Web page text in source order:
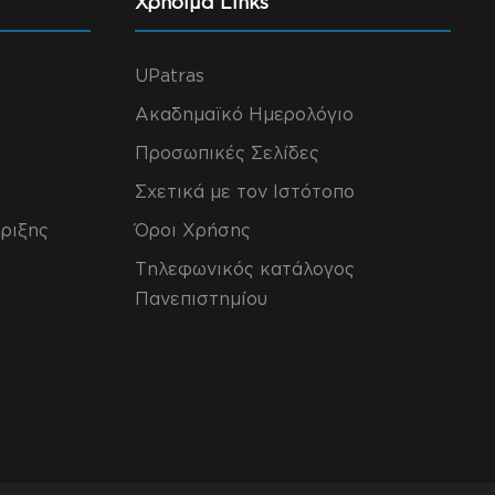
UPatras
Ακαδημαϊκό Ημερολόγιο
Προσωπικές Σελίδες
Σχετικά με τον Ιστότοπο
Όροι Χρήσης
Τηλεφωνικός κατάλογος
Πανεπιστημίου